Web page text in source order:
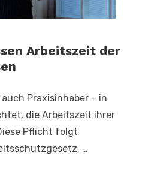
Arbeitszeit der
Praxisinhaber – in
die Arbeitszeit ihrer
Pflicht folgt
…